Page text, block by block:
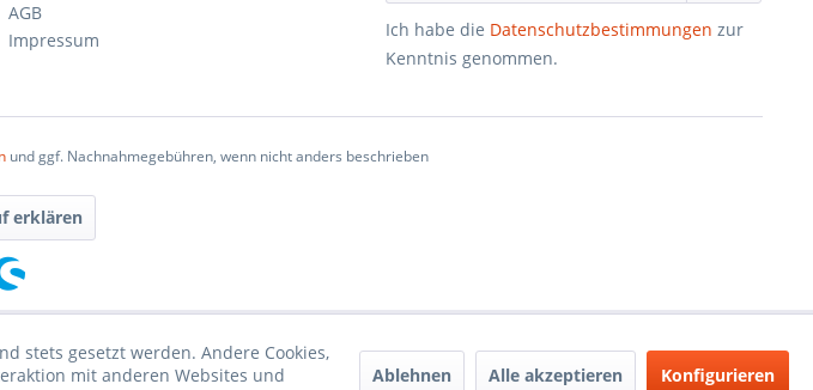
AGB
Impressum
Ich habe die Datenschutzbestimmungen zur
Kenntnis genommen.
und ggf. Nachnahmegebühren, wenn nicht anders beschrieben
erklären
stets gesetzt werden. Andere Cookies,
mit anderen Websites und
Ablehnen Alle akzeptieren Konfigurieren